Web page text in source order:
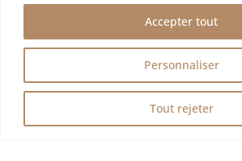
Personnaliser
Tout rejeter
Accepter tout
Cum sociis natoque penatibus et
Commentaires
Un commentateur ou
Bonjour tout le monde !